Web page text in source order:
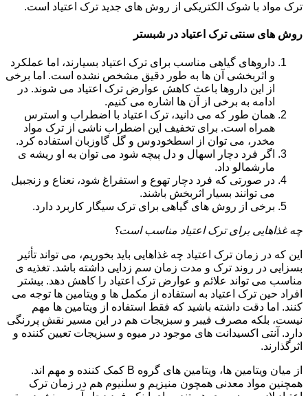
ترک مواد با شوک الکتریکی از روش های جدید ترک اعتیاد است.
روش های سنتی ترک اعتیاد در شبستر
داروهای گیاهی مناسب برای ترک اعتیاد بسیارند، اما عملکرد
و اثربخشی آن ها به طور دقیق مشخص نشده است. اما برخی
از این داروها باعث کاهش عوارض ترک اعتیاد می شوند. در
ادامه به برخی از آن ها اشاره می کنیم.
همان طور که می دانید، ترک اعتیاد با اضطراب و استرس
همراه است. برای تخفیف این اضطراب ناشی از ترک مواد
مخدر، می توان از اسطخودوس و گل گاوزبان استفاده کرد.
اگر فرد دچار اسهال و دل پیچه شود می توان به او ریشه ی
مارشمالو داد.
در صورتی که فرد دچار تهوع و استفراغ شود، نعناع و زنجبیل
می توانند بسیار اثربخش باشند.
برخی از روش های گیاهی برای ترک سیگار کاربرد دارد.
چه غذاهایی برای ترک اعتیاد مناسب است؟
این که در زمان ترک اعتیاد چه غذاهایی باید بخوریم، می تواند تأثیر
بسزایی در روند ترک و مدت زمان سم زدایی داشته باشد. تغذیه ی
مناسب می تواند علائم و عوارض ترک اعتیاد را کاهش دهد. بیشتر
افراد حین ترک اعتیاد به استفاده از مکمل ها و ویتامین ها توجه می
کنند. اما دقت داشته باشید که فقط استفاده از ویتامین ها مهم
نیست، بلکه مصرف فیبر و سبزیجات هم در این مسیر نقش پررنگی
دارد. آنتی اکسیدانت های موجود در میوه و سبزیجات تعیین کننده و
اثرگذارند.
از میان ویتامین ها، ویتامین های گروه B کمک کننده و مهم اند.
همچنین مواد معدنی همچون منیزیم و سلنیوم هم در زمان ترک